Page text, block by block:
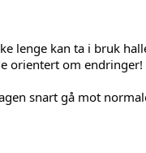
lenge kan ta i bruk
orientert om endringer!
snart gå mot